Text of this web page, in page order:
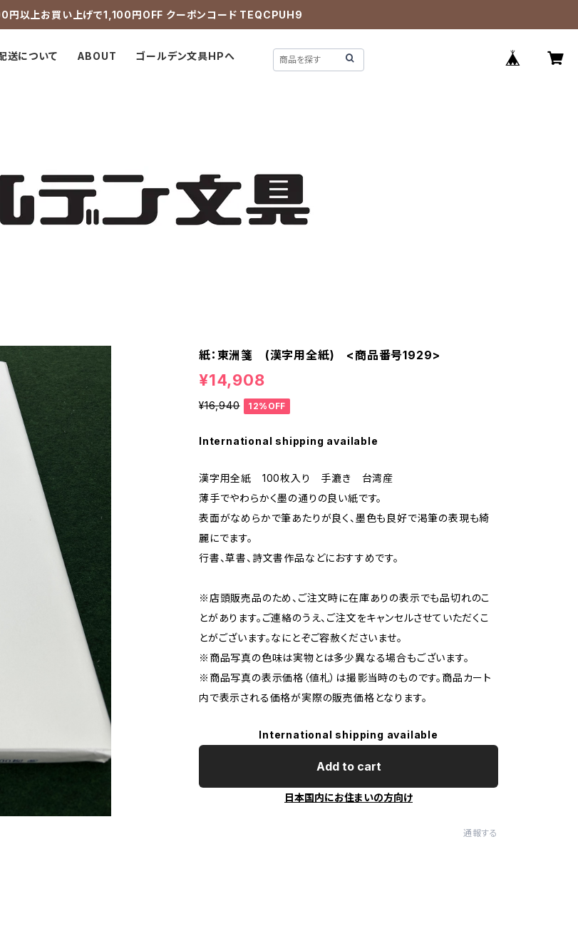
円以上お買い上げで1,100円OFF クーポンコード TEQCPUH9
送について ABOUT ゴールデン文具HPへ
紙：東洲箋 (漢字用全紙) <商品番号1929>
¥14,908
¥16,940 12%OFF
International shipping available
漢字用全紙 100枚入り 手漉き 台湾産
薄手でやわらかく墨の通りの良い紙です。
表面がなめらかで筆あたりが良く、墨色も良好で渇筆の表現も綺
麗にでます。
行書、草書、詩文書作品などにおすすめです。
※店頭販売品のため、ご注文時に在庫ありの表示でも品切れのこ
とがあります。ご連絡のうえ、ご注文をキャンセルさせていただくこ
とがございます。なにとぞご容赦くださいませ。
※商品写真の色味は実物とは多少異なる場合もございます。
※商品写真の表示価格（値札）は撮影当時のものです。商品カート
内で表示される価格が実際の販売価格となります。
International shipping available
Add to cart
日本国内にお住まいの方向け
通報する